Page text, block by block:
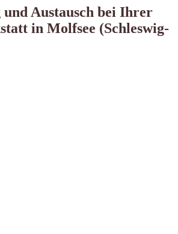
und Austausch bei Ihrer
in Molfsee (Schleswig-